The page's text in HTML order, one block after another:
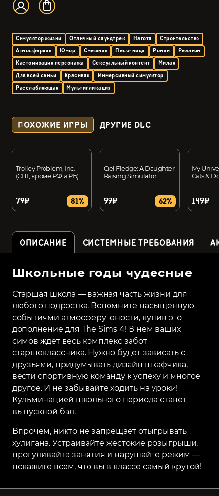
Симулятор жизни Отличный саундтрек Нагота
Строительство
Атмосферная
Юмор Смешная Песочница Роман
Реализм
Кастомизация персонажа
Сексуальный контент
Милая
Для всей семьи
Красивая
Иммерсивный симулятор
Расслабляющая
Мультипликация
ПОХОЖИЕ ИГРЫ ДРУГИЕ DLC
Trolley Problem, Inc.
(СНГ, кроме РФ и РБ)
79₽ 81%
Ciel Fledge: A Daughter
Raising Simulator
99₽ 62%
My
Cats &
149₽
ОПИСАНИЕ СИСТЕМНЫЕ ТРЕБОВАНИЯ
Школьные годы чудесные
Старшая школа — важная часть жизни для
любого подростка. Вспомните насыщенную
событиями атмосферу юности, купив это
дополнение для The Sims 4! В нём ваших
симов ждёт весь комплекс забот
старшеклассника. Нужно будет зависать с
друзьями, придумывать дизайн шкафчика,
вести спортивную команду к успеху и многое
другое. И не забывайте ходить на уроки!
Кульминацией школьного периода станет
выпускной бал.
Впрочем, никто не запрещает отыгрывать
хулигана. Устраивайте жестокие розыгрыши,
прогуливайте занятия и нарушайте режим —
покажите всем, что вы в классе самый крутой!